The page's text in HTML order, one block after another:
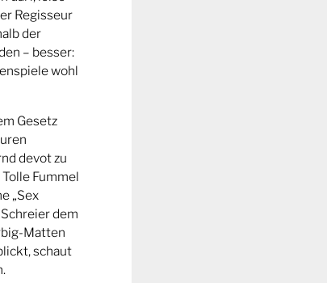
Regisseur
der
– besser:
wohl
Gesetz
devot zu
Fummel
„Sex
dem
Matten
schaut